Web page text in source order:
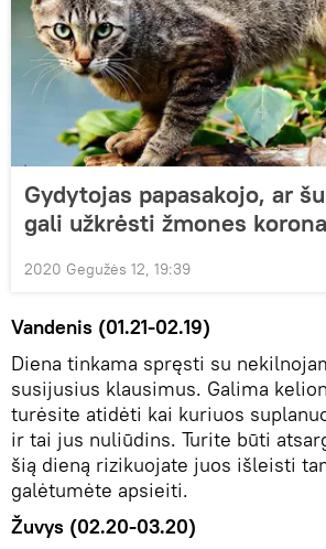
Gydytojas papasakojo, ar
gali užkrėsti žmones
2020 Gegužės 12, 19:39
Vandenis (01.21-02.19)
Diena tinkama spręsti su
susijusius klausimus. Galima
turėsite atidėti kai kuriuos
ir tai jus nuliūdins. Turite būti
šią dieną rizikuojate juos išleisti
galėtumėte apsieiti.
Žuvys (02.20-03.20)